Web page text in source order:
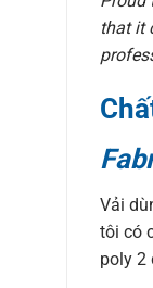
that it
Vải
tôi có
poly 2